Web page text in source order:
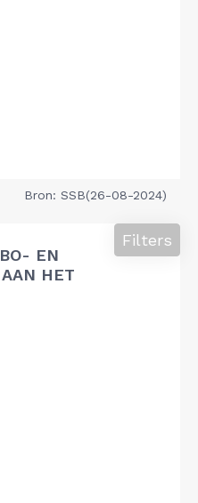
Bron: SSB(26-08-2024)
EN
HET
Filters